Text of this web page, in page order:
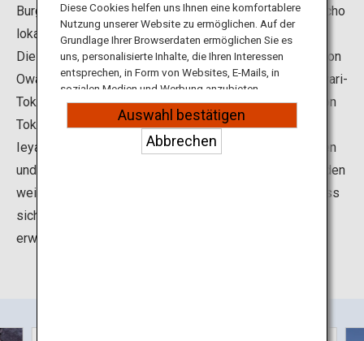
Burgtore können Sie zudem im Bereich Kinshachi Yokocho
lokale Spezialitäten probieren.
Die Burg Nagoya wurde auch „Schlüssel zur Kontrolle von
Owari-Nagoya“ genannt. Sie ist die Burg der Familie Owari-
Tokugawa, der ranghöchsten Familie der drei Häuser von
Tokugawa. Die Burg wurde auf Befehl von Tokugawa
Ieyasu errichtet. Auch nach der Fertigstellung der großen
und kleinen Burgtürme und Türmchen im Jahr 1612 wurden
weitere Anlagen wie der Honmaru-Palast gebaut, sodass
sich die Burg den Ruf einer bekannten staatlichen Burg
erwarb.
Diese Cookies helfen uns Ihnen eine komfortablere
Nutzung unserer Website zu ermöglichen. Auf der
Grundlage Ihrer Browserdaten ermöglichen Sie es
uns, personalisierte Inhalte, die Ihren Interessen
entsprechen, in Form von Websites, E-Mails, in
sozialen Medien und Werbung anzubieten.
Auswahl bestätigen
Abbrechen